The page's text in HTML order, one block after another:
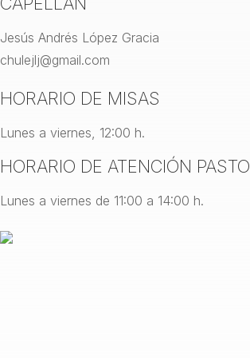
Jesús Andrés López Gracia
chulejlj@gmail.com
HORARIO DE MISAS
Lunes a viernes, 12:00 h.
HORARIO DE ATENCIÓN
Lunes a viernes de 11:00 a 14:00 h.